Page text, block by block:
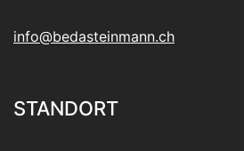
info@bedasteinmann.ch
STANDORT